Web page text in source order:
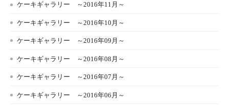
ケーキギャラリー ～2016年11月～
ケーキギャラリー ～2016年10月～
ケーキギャラリー ～2016年09月～
ケーキギャラリー ～2016年08月～
ケーキギャラリー ～2016年07月～
ケーキギャラリー ～2016年06月～